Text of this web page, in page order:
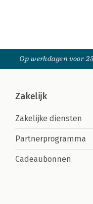
Op werkdagen voor
Zakelijk
Zakelijke diensten
Partnerprogramma
Cadeaubonnen